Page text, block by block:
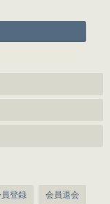
登録 会員退会